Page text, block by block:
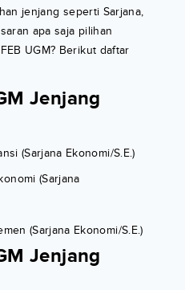
jenjang seperti Sarjana,
apa saja pilihan
UGM? Berikut daftar
Jenjang
(Sarjana Ekonomi/S.E.)
(Sarjana
(Sarjana Ekonomi/S.E.)
Jenjang